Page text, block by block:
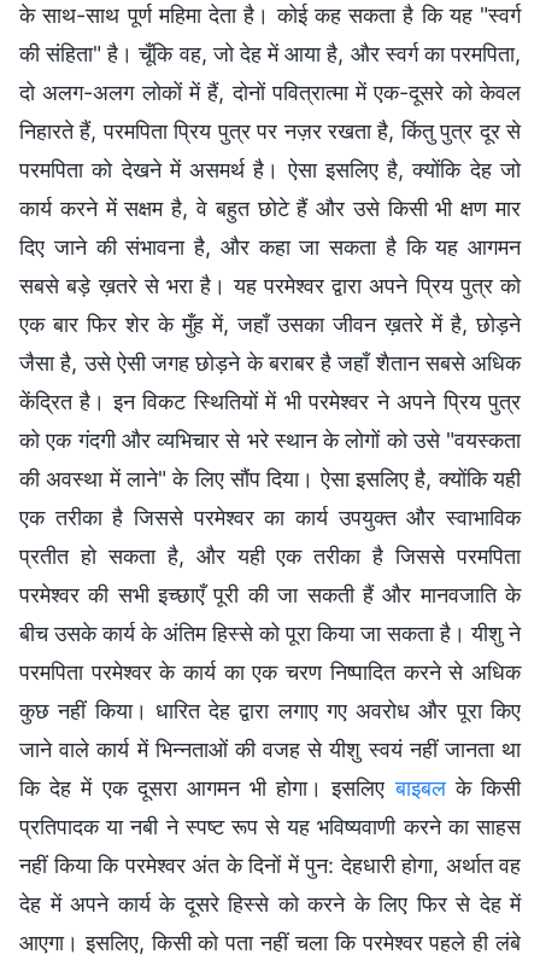
के साथ-साथ पूर्ण महिमा देता है। कोई कह सकता है कि यह "स्वर्ग
की संहिता" है। चूँकि वह, जो देह में आया है, और स्वर्ग का परमपिता,
दो अलग-अलग लोकों में हैं, दोनों पवित्रात्मा में एक-दूसरे को केवल
निहारते हैं, परमपिता प्रिय पुत्र पर नज़र रखता है, किंतु पुत्र दूर से
परमपिता को देखने में असमर्थ है। ऐसा इसलिए है, क्योंकि देह जो
कार्य करने में सक्षम है, वे बहुत छोटे हैं और उसे किसी भी क्षण मार
दिए जाने की संभावना है, और कहा जा सकता है कि यह आगमन
सबसे बड़े ख़तरे से भरा है। यह परमेश्वर द्वारा अपने प्रिय पुत्र को
एक बार फिर शेर के मुँह में, जहाँ उसका जीवन ख़तरे में है, छोड़ने
जैसा है, उसे ऐसी जगह छोड़ने के बराबर है जहाँ शैतान सबसे अधिक
केंद्रित है। इन विकट स्थितियों में भी परमेश्वर ने अपने प्रिय पुत्र
को एक गंदगी और व्यभिचार से भरे स्थान के लोगों को उसे "वयस्कता
की अवस्था में लाने" के लिए सौंप दिया। ऐसा इसलिए है, क्योंकि यही
एक तरीका है जिससे परमेश्वर का कार्य उपयुक्त और स्वाभाविक
प्रतीत हो सकता है, और यही एक तरीका है जिससे परमपिता
परमेश्वर की सभी इच्छाएँ पूरी की जा सकती हैं और मानवजाति के
बीच उसके कार्य के अंतिम हिस्से को पूरा किया जा सकता है। यीशु ने
परमपिता परमेश्वर के कार्य का एक चरण निष्पादित करने से अधिक
कुछ नहीं किया। धारित देह द्वारा लगाए गए अवरोध और पूरा किए
जाने वाले कार्य में भिन्नताओं की वजह से यीशु स्वयं नहीं जानता था
कि देह में एक दूसरा आगमन भी होगा। इसलिएबाइबलके किसी
प्रतिपादक या नबी ने स्पष्ट रूप से यह भविष्यवाणी करने का साहस
नहीं किया कि परमेश्वर अंत के दिनों में पुन: देहधारी होगा, अर्थात वह
देह में अपने कार्य के दूसरे हिस्से को करने के लिए फिर से देह में
आएगा। इसलिए, किसी को पता नहीं चला कि परमेश्वर पहले ही लंबे